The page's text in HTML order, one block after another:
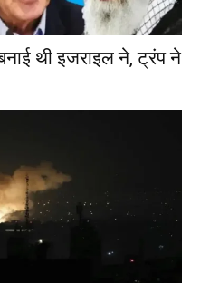
थी इजराइल ने, ट्रंप ने